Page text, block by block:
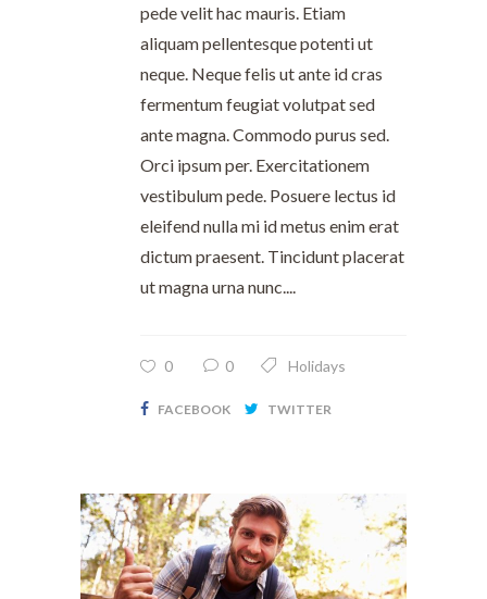
pede velit hac mauris. Etiam
aliquam pellentesque potenti ut
neque. Neque felis ut ante id cras
fermentum feugiat volutpat sed
ante magna. Commodo purus sed.
Orci ipsum per. Exercitationem
vestibulum pede. Posuere lectus id
eleifend nulla mi id metus enim erat
dictum praesent. Tincidunt placerat
ut magna urna nunc....
0 0 Holidays
FACEBOOK TWITTER